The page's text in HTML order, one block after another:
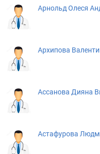
Арнольд Олеся
Архипова
Ассанова Дияна
Астафурова